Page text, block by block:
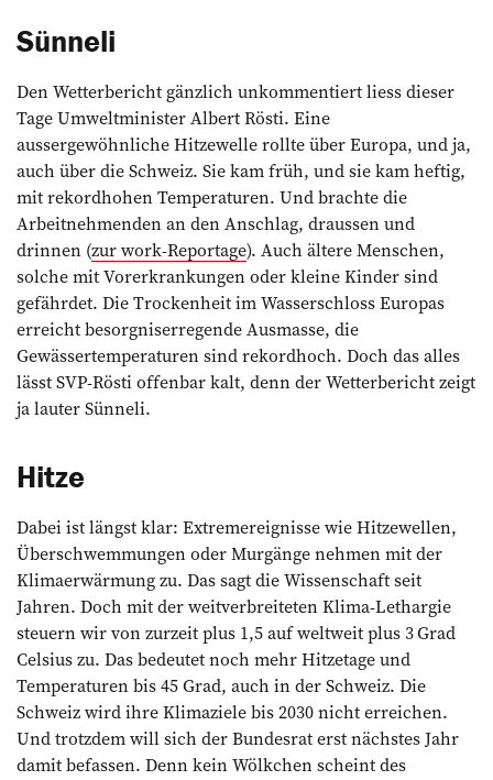
Sünneli
Den Wetterbericht gänzlich un­kommentiert liess dieser
Tage Umweltminister Albert Rösti. Eine
aussergewöhnliche Hitzewelle rollte über Europa, und ja,
auch über die Schweiz. Sie kam früh, und sie kam heftig,
mit ­rekordhohen Temperaturen. Und brachte die
Arbeitnehmenden an den Anschlag, draussen und
drinnen (zur work-Reportage). Auch ältere Menschen,
solche mit Vorerkrankungen oder kleine Kinder sind
gefährdet. Die Trockenheit im Wasserschloss Europas
erreicht besorgniserregende Ausmasse, die
Gewässertemperaturen sind rekordhoch. Doch das alles
lässt SVP-Rösti offenbar kalt, denn der Wetterbericht zeigt
ja lauter Sünneli.
Hitze
Dabei ist längst klar: Extremereignisse wie Hitzewellen,
Überschwemmungen oder Murgänge nehmen mit der
Klimaerwärmung zu. Das sagt die Wissenschaft seit
Jahren. Doch mit der weitverbreiteten Klima-Lethargie
steuern wir von zurzeit plus 1,5 auf weltweit plus 3 Grad
Celsius zu. Das bedeutet noch mehr Hitze­tage und
Temperaturen bis 45 Grad, auch in der Schweiz. Die
Schweiz wird ihre Klimaziele bis 2030 nicht erreichen.
Und trotzdem will sich der Bundesrat erst nächstes Jahr
damit befassen. Denn kein Wölkchen scheint des